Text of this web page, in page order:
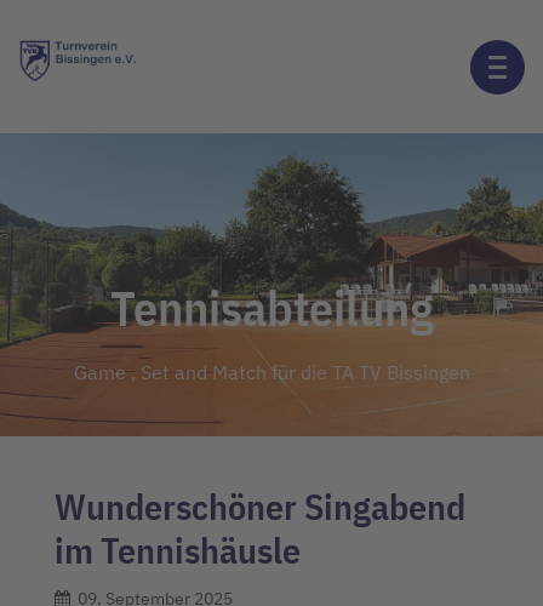
Tennisabteilung
Game , Set and Match für die TA TV Bissingen
Wunderschöner Singabend
im Tennishäusle
09. September 2025